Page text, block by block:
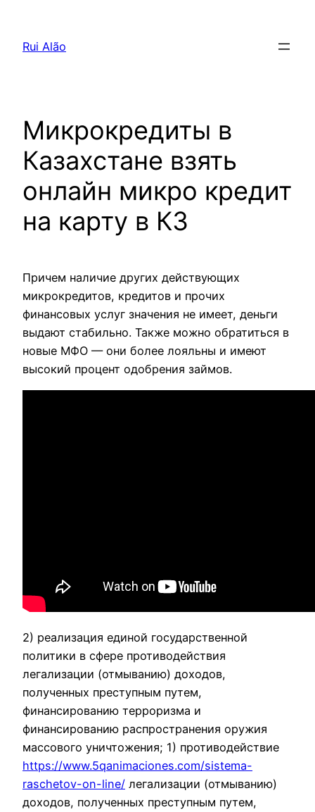
Rui Alão
Микрокредиты в
Казахстане взять
онлайн микро кредит
на карту в КЗ
Причем наличие других действующих
микрокредитов, кредитов и прочих
финансовых услуг значения не имеет, деньги
выдают стабильно. Также можно обратиться в
новые МФО — они более лояльны и имеют
высокий процент одобрения займов.
2) реализация единой государственной
политики в сфере противодействия
легализации (отмыванию) доходов,
полученных преступным путем,
финансированию терроризма и
финансированию распространения оружия
массового уничтожения; 1) противодействие
https://www.5qanimaciones.com/sistema-
raschetov-on-line/ легализации (отмыванию)
доходов, полученных преступным путем,